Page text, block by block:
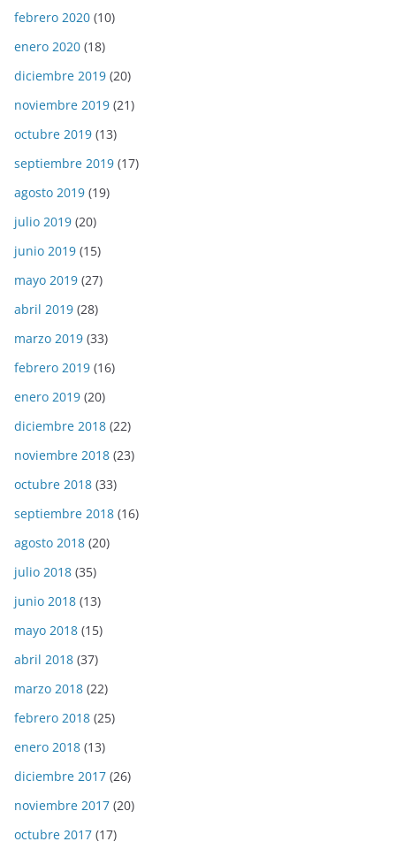
febrero 2020 (10)
enero 2020 (18)
diciembre 2019 (20)
noviembre 2019 (21)
octubre 2019 (13)
septiembre 2019 (17)
agosto 2019 (19)
julio 2019 (20)
junio 2019 (15)
mayo 2019 (27)
abril 2019 (28)
marzo 2019 (33)
febrero 2019 (16)
enero 2019 (20)
diciembre 2018 (22)
noviembre 2018 (23)
octubre 2018 (33)
septiembre 2018 (16)
agosto 2018 (20)
julio 2018 (35)
junio 2018 (13)
mayo 2018 (15)
abril 2018 (37)
marzo 2018 (22)
febrero 2018 (25)
enero 2018 (13)
diciembre 2017 (26)
noviembre 2017 (20)
octubre 2017 (17)